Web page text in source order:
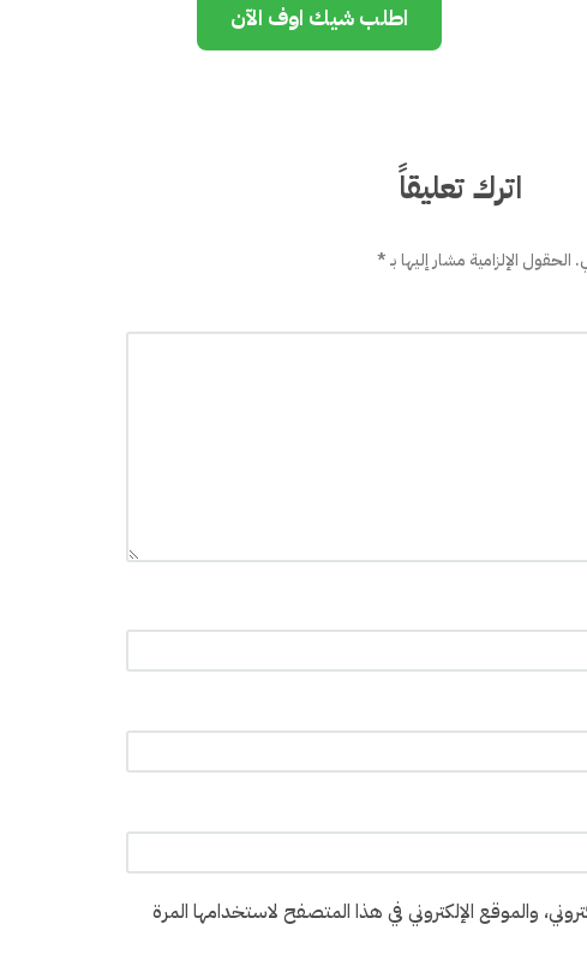
اطلب شيك اوف الآن
اترك تعليقاً
الحقول الإلزامية مشار إليها بـ*
والموقع الإلكتروني في هذا المتصفح لاستخدامها المرة